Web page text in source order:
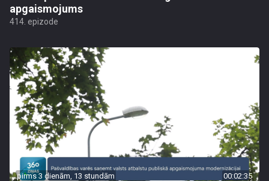
apgaismojums
414. epizode
pirms 3 dienām, 13 stundām 00:02:35